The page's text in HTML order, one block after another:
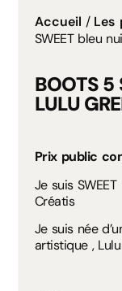
Accueil / Les
SWEET bleu
BOOTS 5
LULU
Prix public
Je suis
Créatis
Je suis née
artistique ,